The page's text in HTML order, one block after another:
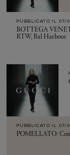
PUBBLICATO IL 07/
BOTTEGA
RTW, Bal Harbour
PUBBLICATO IL 07/
POMELLATO: